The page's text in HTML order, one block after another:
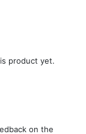
product yet.
on the